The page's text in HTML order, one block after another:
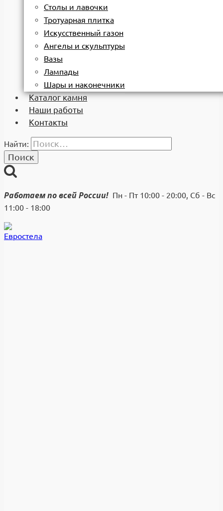
Столы и лавочки
Тротуарная плитка
Искусственный газон
Ангелы и скульптуры
Вазы
Лампады
Шары и наконечники
Каталог камня
Наши работы
Контакты
Найти:
Работаем по всей России! Пн - Пт 10:00 - 20:00, Сб - Вс
11:00 - 18:00